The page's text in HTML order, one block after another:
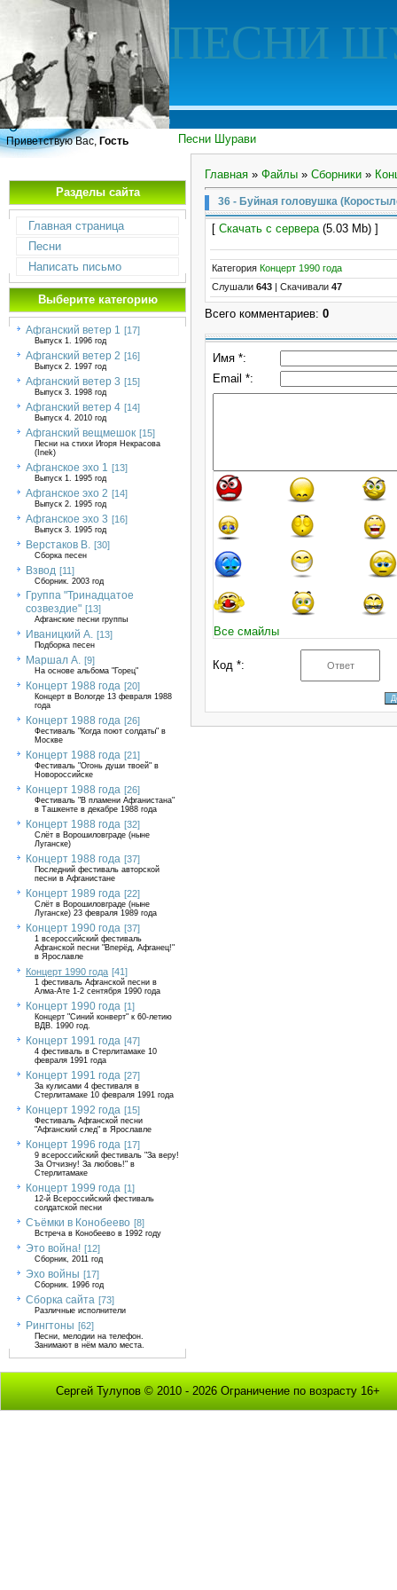
ПЕСНИ
Песни Шурави
Приветствую Вас, Гость
Разделы сайта
Главная страница
Песни
Написать письмо
Выберите категорию
Афганский ветер 1 [17]
Выпуск 1. 1996 год
Афганский ветер 2 [16]
Выпуск 2. 1997 год
Афганский ветер 3 [15]
Выпуск 3. 1998 год
Афганский ветер 4 [14]
Выпуск 4. 2010 год
Афганский вещмешок [15]
Песни на стихи Игоря Некрасова
(Inek)
Афганское эхо 1 [13]
Выпуск 1. 1995 год
Афганское эхо 2 [14]
Выпуск 2. 1995 год
Афганское эхо 3 [16]
Выпуск 3. 1995 год
Верстаков В. [30]
Сборка песен
Взвод [11]
Сборник. 2003 год
Группа "Тринадцатое
созвездие" [13]
Афганские песни группы
Иваницкий А. [13]
Подборка песен
Маршал А. [9]
На основе альбома "Горец"
Концерт 1988 года [20]
Концерт в Вологде 13 февраля 1988
года
Концерт 1988 года [26]
Фестиваль "Когда поют солдаты" в
Москве
Концерт 1988 года [21]
Фестиваль "Огонь души твоей" в
Новороссийске
Концерт 1988 года [26]
Фестиваль "В пламени Афганистана"
в Ташкенте в декабре 1988 года
Концерт 1988 года [32]
Слёт в Ворошиловграде (ныне
Луганске)
Концерт 1988 года [37]
Последний фестиваль авторской
песни в Афганистане
Концерт 1989 года [22]
Слёт в Ворошиловграде (ныне
Луганске) 23 февраля 1989 года
Концерт 1990 года [37]
1 всероссийский фестиваль
Афганской песни "Вперёд, Афганец!"
в Ярославле
Концерт 1990 года [41]
1 фестиваль Афганской песни в
Алма-Ате 1-2 сентября 1990 года
Концерт 1990 года [1]
Концерт "Синий конверт" к 60-летию
ВДВ. 1990 год.
Концерт 1991 года [47]
4 фестиваль в Стерлитамаке 10
февраля 1991 года
Концерт 1991 года [27]
За кулисами 4 фестиваля в
Стерлитамаке 10 февраля 1991 года
Концерт 1992 года [15]
Фестиваль Афганской песни
"Афганский след" в Ярославле
Концерт 1996 года [17]
9 всероссийский фестиваль "За веру!
За Отчизну! За любовь!" в
Стерлитамаке
Концерт 1999 года [1]
12-й Всероссийский фестиваль
солдатской песни
Съёмки в Конобеево [8]
Встреча в Конобеево в 1992 году
Это война! [12]
Сборник, 2011 год
Эхо войны [17]
Сборник. 1996 год
Сборка сайта [73]
Различные исполнители
Рингтоны [62]
Песни, мелодии на телефон.
Занимают в нём мало места.
Главная » Файлы » Сборники »
36 - Буйная головушка
[ Скачать с сервера(5.03 Mb) ]
Категория Концерт 1990 года
Слушали 643 Скачивали 47
Всего комментариев: 0
Имя *:
Email *:
Все смайлы
Код *:
Сергей Тулупов © 2010 - 2026 Ограничение по возрасту 16+